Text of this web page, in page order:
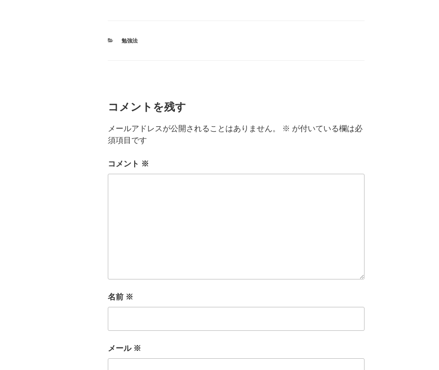
カ
勉強法
コメントを残す
メールアドレスが公開されることはありません。 ※ が付いている欄は必
須項目です
コメント ※
名前 ※
メール ※